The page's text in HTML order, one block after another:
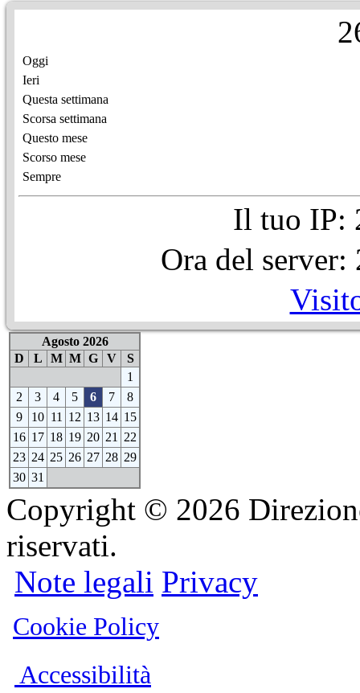
2
Oggi
Ieri
Questa settimana
Scorsa settimana
Questo mese
Scorso mese
Sempre
Il tuo IP:
Ora del
Agosto 2026
D
L M M G V
S
1
2
3 4 5 6 7
8
9
10 11 12 13 14 15
16 17 18 19 20 21
22
23 24 25 26 27 28 29
30 31
Copyright © 2026
riservati.
Note legali Privacy
Cookie Policy
Accessibilità